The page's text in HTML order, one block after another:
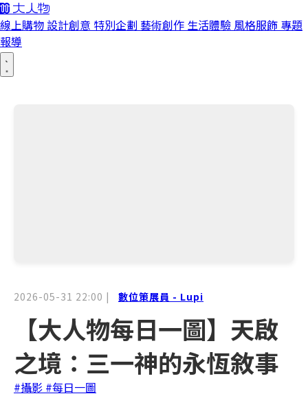
線上購物 設計創意 特別企劃 藝術創作 生活體驗 風格服飾 專題
報導
2026-05-31 22:00 | 數位策展員 - Lupi
【大人物每日一圖】天啟
之境：三一神的永恆敘事
#攝影 #每日一圖